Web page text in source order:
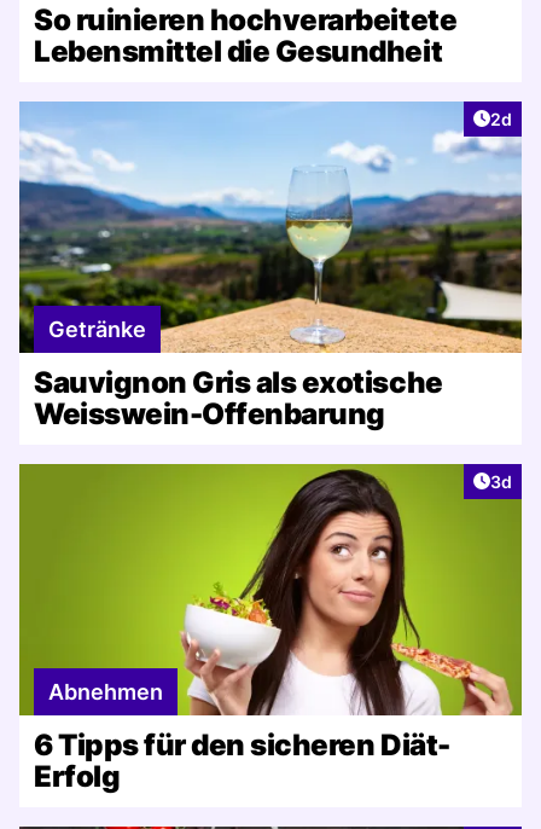
So ruinieren hochverarbeitete
Lebensmittel die Gesundheit
2d
Getränke
Sauvignon Gris als exotische
Weisswein-Offenbarung
3d
Abnehmen
6 Tipps für den sicheren Diät-
Erfolg